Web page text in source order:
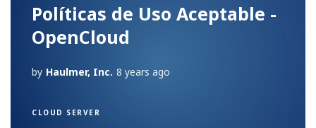
Políticas de Uso Aceptable -
OpenCloud
by Haulmer, Inc. 8 years ago
CLOUD SERVER